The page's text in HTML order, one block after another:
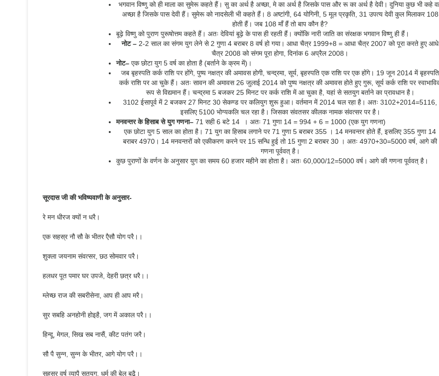
भगवान विष्णु को ही माला का सुमेरू कहते हैं। सु का अर्थ है अच्छा, मे का अर्थ है जिसके पास और रू का अर्थ है देवी। दुनिया कुछ भी कहे
अच्छा है जिसके पास देवी हैं। सुमेरू को नादसेली भी कहते हैं। 8 अष्टांगी, 64 योगिनी, 5 मूल प्रकृति, 31 उपत्य देवी कुल मिलाकर 108
होती हैं। जब 108 माँ हैं तो बाप कौन है?
बूढ़े विष्णु को पुराण पुरूषोत्तम कहते हैं। अतः देवियां बूढ़े के पास ही रहती हैं। क्योंकि नारी जाति का संरक्षक भगवान विष्णु ही हैं।
नोट– 2-2 साल का संगम युग लेने से 2 गुणा 4 बराबर 8 वर्ष हो गया। आधा चैत्र 1999+8 = आधा चैत्र 2007 को पूरा करते हुए आधे
चैत्र 2008 को संगम पूरा होगा, दिनांक 6 अप्रैल 2008।
नोट– एक छोटा युग 5 वर्ष का होता है (बर्ताने के क्रम में)।
जब बृहस्पति कर्क राशि पर होंगे, पुष्य नक्षत्र की अमावस होगी, चन्द्रमा, सूर्य, बृहस्पति एक राशि पर एक होंगे। 19 जून 2014 में बृहस्पति
कर्क राशि पर आ चुके हैं। अतः सावन की अमावस 26 जुलाई 2014 को पुष्य नक्षत्र की अमावस होते हुए गुरू, सूर्य कर्क राशि पर
रूप से विद्यमान हैं। चन्द्रमा 5 बजकर 25 मिनट पर कर्क राशि में आ चुका है, यहां से सतयुग बर्ताने का प्रावधान है।
3102 ईसापूर्व में 2 बजकर 27 मिनट 30 सेकण्ड पर कलियुग शुरू हुआ। वर्तमान में 2014 चल रहा है। अतः 3102+2014=5116,
इसलिए 5100 भोग्यकलि चल रहा है। जिसका संवतसर कीलक नामक संवत्सर पर है।
मनवन्तर के हिसाब से युग गणना– 71 सही 6 बटे 14 । अतः 71 गुणा 14 = 994 + 6 = 1000 (एक युग गणना)
एक छोटा युग 5 साल का होता है। 71 युग का हिसाब लगाने पर 71 गुणा 5 बराबर 355 । 14 मनवन्तर होते हैं, इसलिए 355 गुणा 14
बराबर 4970। 14 मनवन्तरों को एकीकरण करने पर 15 सन्धि हुई तो 15 गुणा 2 बराबर 30 । अतः 4970+30=5000 वर्ष, आगे की
गणना पूर्ववत् है।
कुछ पुराणों के वर्णन के अनुसार युग का समय 60 हजार महीने का होता है। अतः 60,000/12=5000 वर्ष। आगे की गणना पूर्ववत् है।
सूरदास जी की भविष्यवाणी के अनुसार-
रे मन धीरज क्यों न धरै।
एक सहस्र नौ सौ के भीतर एैसौ योग परै।।
शुक्ला जयनाम संवत्सर, छठ सोमवार परै।
हलधर पूत पमार घर उपजे, देहरी छत्र धरै।।
म्लेच्छ राज की सबरीसेना, आप ही आप मरै।
सुर सबहि अनहोनी होइहै, जग में अकाल परै।।
हिन्दू, मेगल, सिख सब नासैं, कीट पतंग जरै।
सौ पै सुन्न, सुन्न के भीतर, आगे योग परै।।
सहस्र वर्ष व्यापै सतयुग, धर्म की बेल बढ़ै।